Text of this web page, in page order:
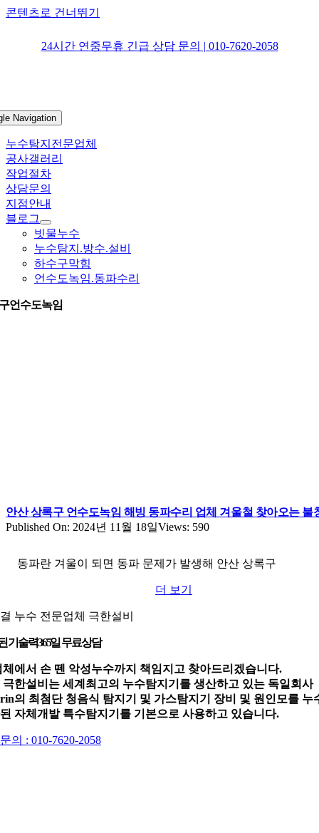
콘텐츠로 건너뛰기
24시간 연중무휴 긴급 상담 문의 | 010-7620-2058
Navigation
누수탐지전문업체
공사갤러리
작업절차
상담문의
지점안내
블로그
빗물누수
누수탐지.방수.설비
하수구막힘
언수도녹임.동파수리
언수도녹임
안산 상록구 언수도녹임 해빙 동파수리 업체 겨울철 찾아오는 불
Published On: 2024년 11월 18일Views: 590
동파란 겨울이 되면 동파 문제가 발생해 안산 상록구
더 보기
누수 전문업체 극한설비
기술력365일 무료상담
체에서 손 뗀 악성누수까지 책임지고 찾아드리겠습니다.
극한설비는 세계최고의 누수탐지기를 생산하고 있는 독일회사
의 최첨단 청음식 탐지기 및 가스탐지기 장비 및 원인모를 누
자체개발 특수탐지기를 기본으로 사용하고 있습니다.
의 : 010-7620-2058